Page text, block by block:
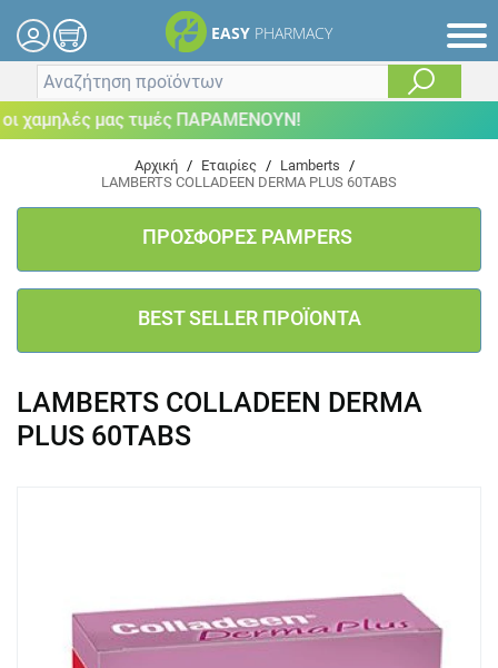
EASY PHARMACY
μας τιμές ΠΑΡΑΜΕΝΟΥΝ!
Αρχική / Εταιρίες / Lamberts /
LAMBERTS COLLADEEN DERMA PLUS 60TABS
ΠΡΟΣΦΟΡΕΣ PAMPERS
BEST SELLER ΠΡΟΪΟΝΤΑ
LAMBERTS COLLADEEN DERMA
PLUS 60TABS